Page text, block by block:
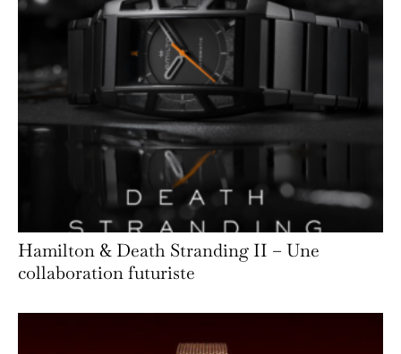
Hamilton & Death Stranding II – Une
collaboration futuriste